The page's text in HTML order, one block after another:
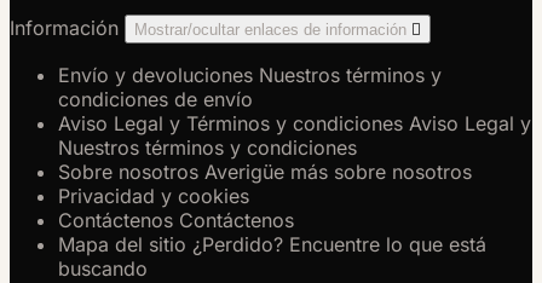
Información Mostrar/ocultar enlaces de información 
Envío y devoluciones Nuestros términos y
condiciones de envío
Aviso Legal y Términos y condiciones Aviso Legal y
Nuestros términos y condiciones
Sobre nosotros Averigüe más sobre nosotros
Privacidad y cookies
Contáctenos Contáctenos
Mapa del sitio ¿Perdido? Encuentre lo que está
buscando